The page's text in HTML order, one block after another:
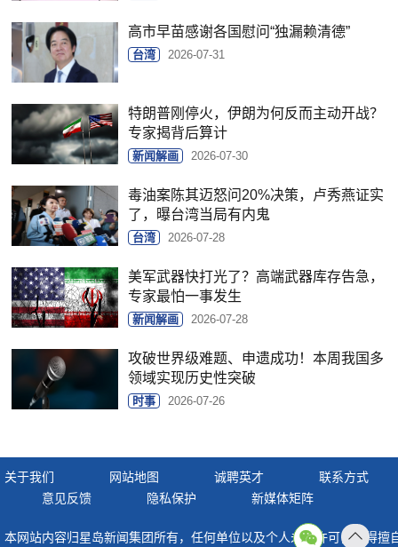
高市早苗感谢各国慰问“独漏赖清德”
台湾 2026-07-31
特朗普刚停火，伊朗为何反而主动开战？
专家揭背后算计
新闻解画 2026-07-30
毒油案陈其迈怒问20%决策，卢秀燕证实
了，曝台湾当局有内鬼
台湾 2026-07-28
美军武器快打光了？高端武器库存告急，
专家最怕一事发生
新闻解画 2026-07-28
攻破世界级难题、申遗成功！本周我国多
领域实现历史性突破
时事 2026-07-26
关于我们 网站地图 诚聘英才
联系方式
意见反馈
隐私保护 新媒体矩阵
本网站内容归星岛新闻集团所有，任何单位以及个人未经许可，不得擅